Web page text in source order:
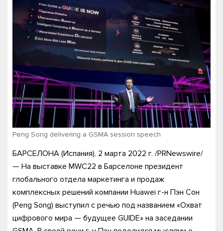
Peng Song delivering a GSMA session speech
БАРСЕЛОНА (Испания), 2 марта 2022 г. /PRNewswire/
— На выставке MWC22 в Барселоне президент
глобального отдела маркетинга и продаж
комплексных решений компании Huawei г-н Пэн Сон
(Peng Song) выступил с речью под названием «Охват
цифрового мира — будущее GUIDE» на заседании